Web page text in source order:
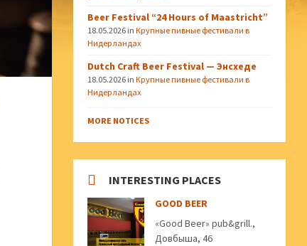
Beer Festival “24 Hours of Maastricht”
18.05.2026 inКрупные пивные фестивали в
Нидерландах
Dutch Craft Beer Festival — Энсхеде
18.05.2026 inКрупные пивные фестивали в
Нидерландах
MORE NOTICES
INTERESTING PLACES
GOOD BEER
«Good Beer» pub&grill.,
Довбыша, 46